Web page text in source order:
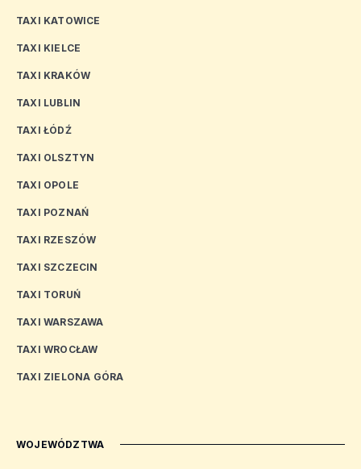
TAXI KATOWICE
TAXI KIELCE
TAXI KRAKÓW
TAXI LUBLIN
TAXI ŁÓDŹ
TAXI OLSZTYN
TAXI OPOLE
TAXI POZNAŃ
TAXI RZESZÓW
TAXI SZCZECIN
TAXI TORUŃ
TAXI WARSZAWA
TAXI WROCŁAW
TAXI ZIELONA GÓRA
WOJEWÓDZTWA